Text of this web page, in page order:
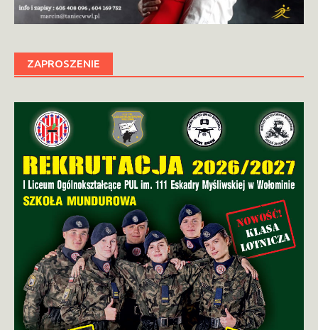
ZAPROSZENIE